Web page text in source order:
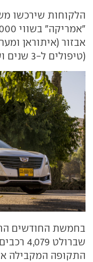
הלקוחות שירכשו
אבזור (איתוראן
(טיפולים ל-3 שנים ושינוע ללא תשלום).
בחמשת החודשים
התקופה המקבילה